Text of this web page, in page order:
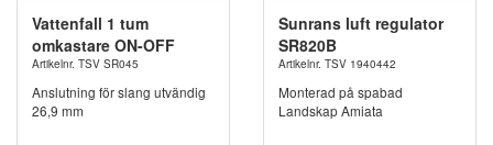
Vattenfall 1 tum
omkastare ON-OFF
Artikelnr. TSV SR045
Anslutning för slang utvändig
26,9 mm
Sunrans luft regulator
SR820B
Artikelnr. TSV 1940442
Monterad på spabad
Landskap Amiata